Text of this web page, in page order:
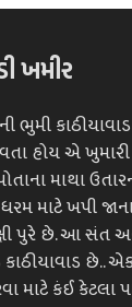
ખમીર
ભુમી
હોય એ
માથા
માટે ખપી
પુરે છે. આ સંત
કાઠીયાવાડ છે..
માટે કંઈ કેટલા